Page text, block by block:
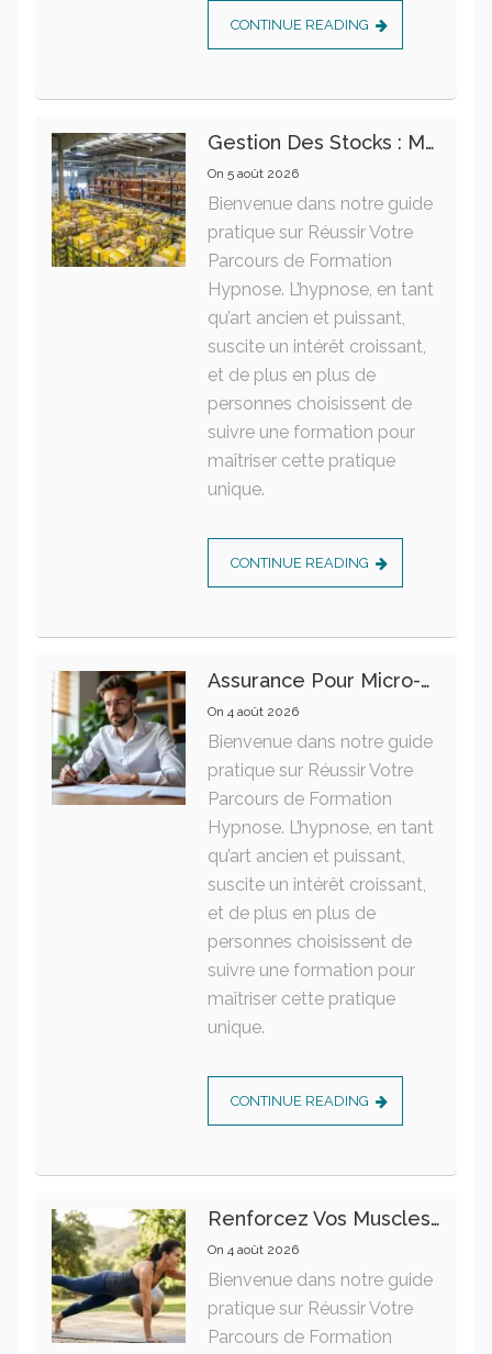
CONTINUE READING
Gestion Des Stocks : Meilleures Pratiques Intralogistiques
On 5 août 2026
Bienvenue dans notre guide
pratique sur Réussir Votre
Parcours de Formation
Hypnose. L’hypnose, en tant
qu’art ancien et puissant,
suscite un intérêt croissant,
et de plus en plus de
personnes choisissent de
suivre une formation pour
maîtriser cette pratique
unique.
CONTINUE READING
Assurance Pour Micro-Entrepreneur : Les Garanties Essentielles À Connaître
On 4 août 2026
Bienvenue dans notre guide
pratique sur Réussir Votre
Parcours de Formation
Hypnose. L’hypnose, en tant
qu’art ancien et puissant,
suscite un intérêt croissant,
et de plus en plus de
personnes choisissent de
suivre une formation pour
maîtriser cette pratique
unique.
CONTINUE READING
Renforcez Vos Muscles Profonds Pour Apaiser Votre Mal De Dos
On 4 août 2026
Bienvenue dans notre guide
pratique sur Réussir Votre
Parcours de Formation